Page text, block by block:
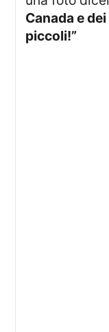
Canada e
piccoli!”